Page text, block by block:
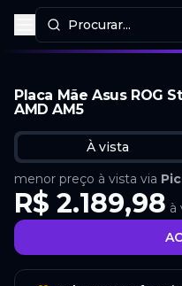
Procurar...
Procurar produtos
Placa Mãe Asus ROG
AMD AM5
À vista
menor preço à vista via
R$ 2.189,98 à